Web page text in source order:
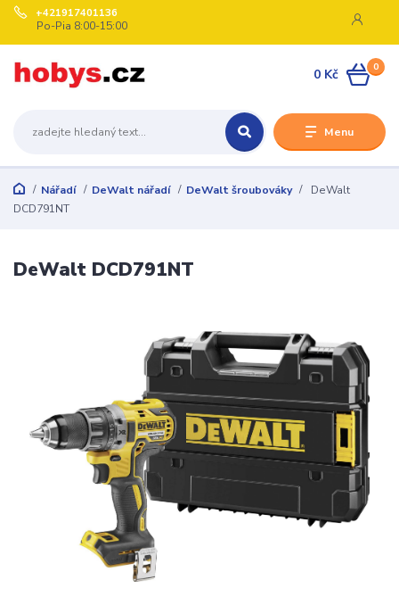
Menu
+421917401136
Po-Pia 8:00-15:00
0
0 Kč
Nářadí DeWalt nářadí DeWalt šroubováky
DeWalt
DCD791NT
DeWalt DCD791NT